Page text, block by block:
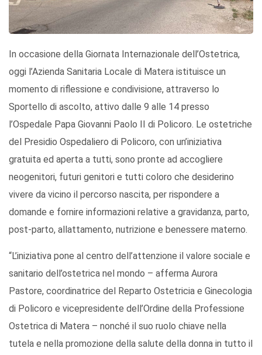
In occasione della Giornata Internazionale dell’Ostetrica,
oggi l’Azienda Sanitaria Locale di Matera istituisce un
momento di riflessione e condivisione, attraverso lo
Sportello di ascolto, attivo dalle 9 alle 14 presso
l’Ospedale Papa Giovanni Paolo II di Policoro. Le ostetriche
del Presidio Ospedaliero di Policoro, con un’iniziativa
gratuita ed aperta a tutti, sono pronte ad accogliere
neogenitori, futuri genitori e tutti coloro che desiderino
vivere da vicino il percorso nascita, per rispondere a
domande e fornire informazioni relative a gravidanza, parto,
post-parto, allattamento, nutrizione e benessere materno.
“L’iniziativa pone al centro dell’attenzione il valore sociale e
sanitario dell’ostetrica nel mondo – afferma Aurora
Pastore, coordinatrice del Reparto Ostetricia e Ginecologia
di Policoro e vicepresidente dell’Ordine della Professione
Ostetrica di Matera – nonché il suo ruolo chiave nella
tutela e nella promozione della salute della donna in tutto il